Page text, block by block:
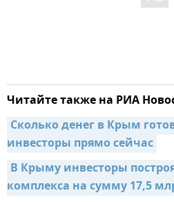
Читайте также на РИА
Сколько денег в Крым
инвесторы прямо сейчас
В Крыму инвесторы
комплекса на сумму 17,5